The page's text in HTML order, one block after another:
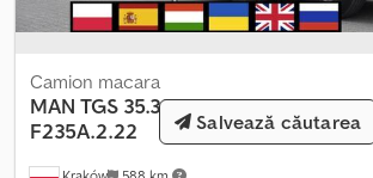
Camion macara
MAN TGS 35.360 E6 8×2 / FASSI
F235A.2.22
Salvează căutarea